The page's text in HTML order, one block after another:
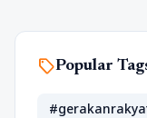
sellPopular